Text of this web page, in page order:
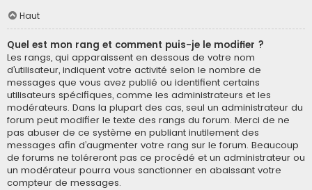
Haut
Quel est mon rang et comment puis-je le modifier ?
Les rangs, qui apparaissent en dessous de votre nom
d’utilisateur, indiquent votre activité selon le nombre de
messages que vous avez publié ou identifient certains
utilisateurs spécifiques, comme les administrateurs et les
modérateurs. Dans la plupart des cas, seul un administrateur du
forum peut modifier le texte des rangs du forum. Merci de ne
pas abuser de ce système en publiant inutilement des
messages afin d’augmenter votre rang sur le forum. Beaucoup
de forums ne toléreront pas ce procédé et un administrateur ou
un modérateur pourra vous sanctionner en abaissant votre
compteur de messages.